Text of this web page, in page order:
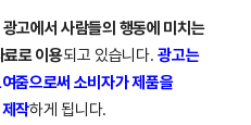
고에서 사람들의 행동에 미치는
료로 이용되고 있습니다.광고는
줌으로써 소비자가 제품을
작하게 됩니다.